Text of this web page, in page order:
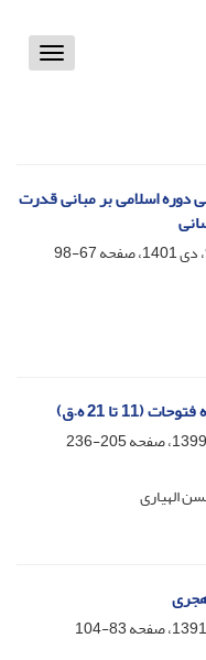
Toggle
دوره اسلامی بر مبانی قدرت
67-98
تا 21 ه.ق)
205-236
الهیاری
83-104